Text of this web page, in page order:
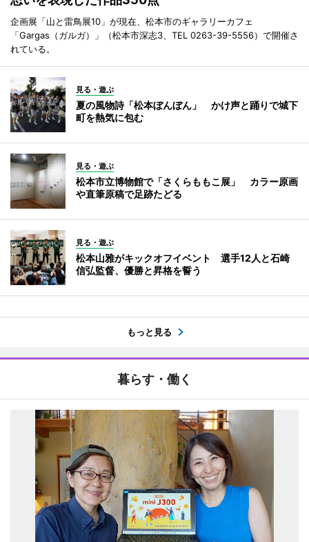
企画展「山と雷鳥展10」が現在、松本市のギャラリーカフェ
「Gargas（ガルガ）」（松本市深志3、TEL 0263-39-5556）で開催さ
れている。
見る・遊ぶ
夏の風物詩「松本ぼんぼん」 かけ声と踊りで城下
町を熱気に包む
見る・遊ぶ
松本市立博物館で「さくらももこ展」 カラー原画
や直筆原稿で足跡たどる
見る・遊ぶ
松本山雅がキックオフイベント 選手12人と石崎
信弘監督、優勝と昇格を誓う
もっと見る
暮らす・働く